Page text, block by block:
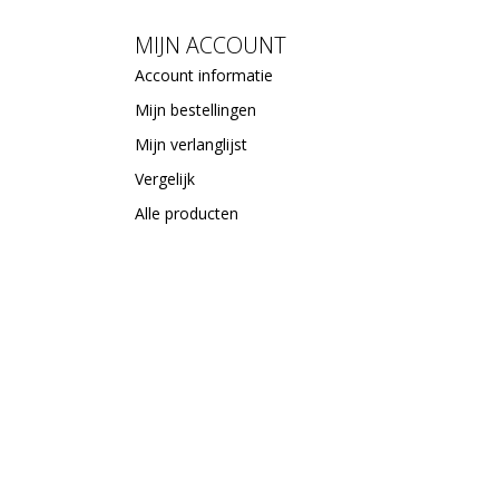
MIJN ACCOUNT
Account informatie
Mijn bestellingen
Mijn verlanglijst
Vergelijk
Alle producten